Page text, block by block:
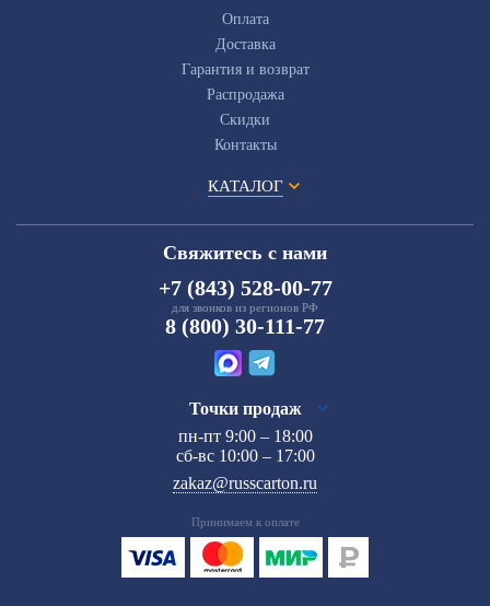
Оплата
Доставка
Гарантия и возврат
Распродажа
Скидки
Контакты
КАТАЛОГ
Свяжитесь с нами
+7 (843) 528-00-77
для звонков из регионов РФ
8 (800) 30-111-77
Точки продаж
пн-пт 9:00 – 18:00
сб-вс 10:00 – 17:00
zakaz@russcarton.ru
Принимаем к оплате